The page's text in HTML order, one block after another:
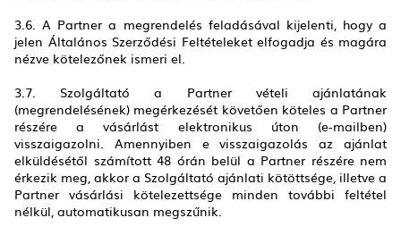
3.6. A Partner a megrendelés feladásával kijelenti, hogy a
jelen Általános Szerződési Feltételeket elfogadja és magára
nézve kötelezőnek ismeri el.
3.7. Szolgáltató a Partner vételi ajánlatának
(megrendelésének) megérkezését követően köteles a Partner
részére a vásárlást elektronikus úton (e-mailben)
visszaigazolni. Amennyiben e visszaigazolás az ajánlat
elküldésétől számított 48 órán belül a Partner részére nem
érkezik meg, akkor a Szolgáltató ajánlati kötöttsége, illetve a
Partner vásárlási kötelezettsége minden további feltétel
nélkül, automatikusan megszűnik.